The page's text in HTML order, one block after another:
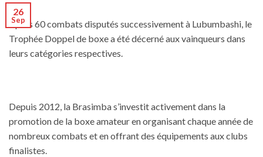
26
Sep
Après 60 combats disputés successivement à Lubumbashi, le
Trophée Doppel de boxe a été décerné aux vainqueurs dans
leurs catégories respectives.
Depuis 2012, la Brasimba s’investit activement dans la
promotion de la boxe amateur en organisant chaque année de
nombreux combats et en offrant des équipements aux clubs
finalistes.